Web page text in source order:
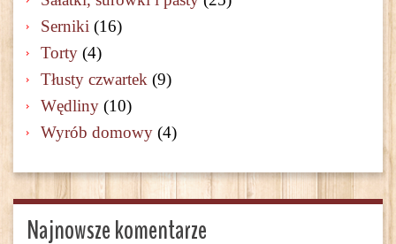
Serniki (16)
Torty (4)
Tłusty czwartek (9)
Wędliny (10)
Wyrób domowy (4)
Najnowsze komentarze